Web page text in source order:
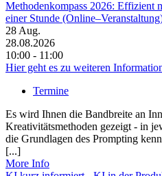
Methodenkompass 2026: Effizient
einer Stunde
28 Aug.
28.08.2026
10:00 - 11:00
Hier geht es zu weiteren
Termine
Es wird Ihnen die Bandbreite an
Kreativitätsmethoden gezeigt - in
die Grundlagen des Prompting
[...]
More Info